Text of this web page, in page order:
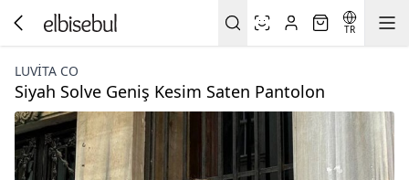
TR
LUVITA CO
Siyah Solve Geniş Kesim Saten Pantolon